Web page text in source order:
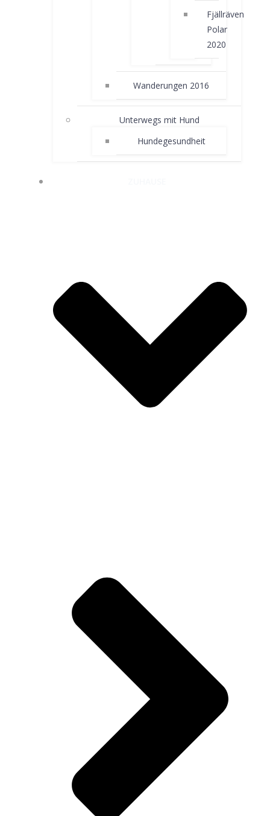
Fjällräven
Polar
2020
Wanderungen 2016
Unterwegs mit Hund
Hundegesundheit